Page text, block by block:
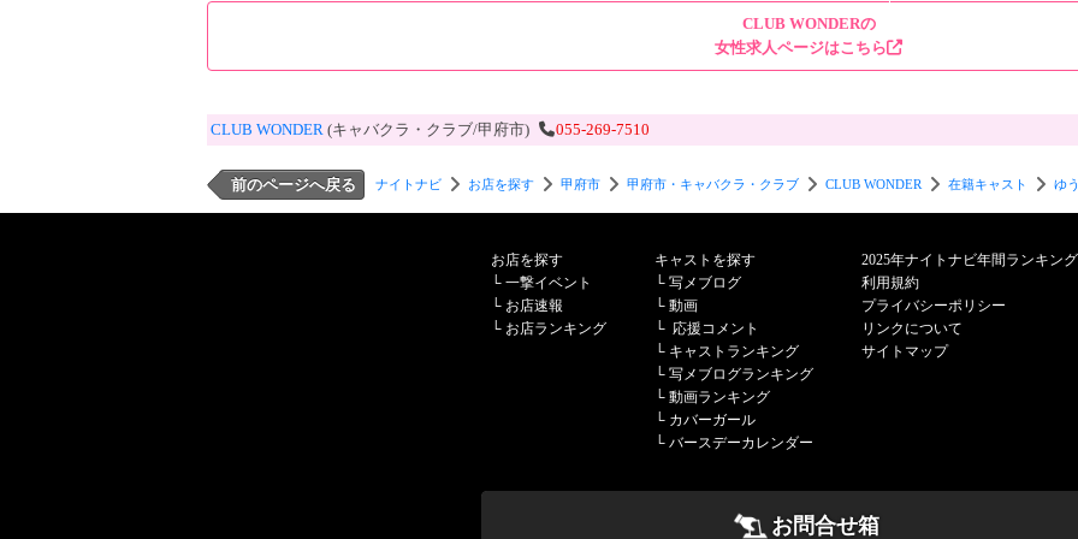
CLUB WONDERの
女性求人ページはこちら
CLUB WONDER (キャバクラ・クラブ/甲府市) 055-269-7510
前のページへ戻る ナイトナビ お店を探す 甲府市 甲府市・キャバクラ・クラブ CLUB WONDER 在籍キャスト ゆう
お店を探す
└ 一撃イベント
└ お店速報
└ お店ランキング
キャストを探す
└ 写メブログ
└ 動画
└ 応援コメント
└ キャストランキング
└ 写メブログランキング
└ 動画ランキング
└ カバーガール
└ バースデーカレンダー
2025年ナイトナビ年間ランキング
利用規約
プライバシーポリシー
リンクについて
サイトマップ
お問合せ箱